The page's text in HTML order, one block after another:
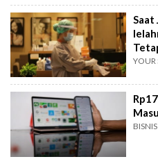
Saat
YOUR
BISNIS